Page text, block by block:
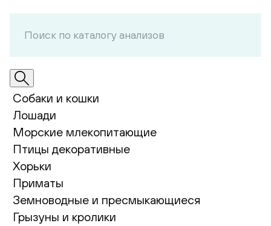
Собаки и кошки
Лошади
Морские млекопитающие
Птицы декоративные
Хорьки
Приматы
Земноводные и пресмыкающиеся
Грызуны и кролики